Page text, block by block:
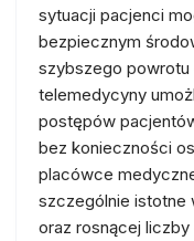
sytuacji pacjenci
bezpiecznym
szybszego powrotu
telemedycyny
postępów
bez konieczności
placówce
szczególnie istotne
oraz rosnącej